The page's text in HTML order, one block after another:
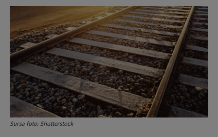
Sursa foto: Shutterstock